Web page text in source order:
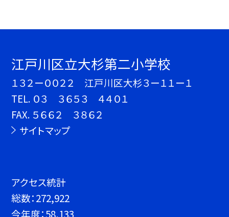
江戸川区立大杉第二小学校
１３２ー００２２ 江戸川区大杉３ー１１ー１
TEL. ０３ ３６５３ ４４０１
FAX. ５６６２ ３８６２
サイトマップ
アクセス統計
総数：272,922
今年度：58,133